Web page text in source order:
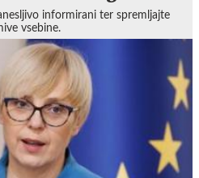
informirani ter spremljajte
vsebine.